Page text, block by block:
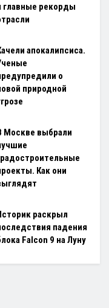
главные рекорды
апокалипсиса.
о
природной
Москве выбрали
Как они
раскрыл
падения
Falcon 9 на Луну